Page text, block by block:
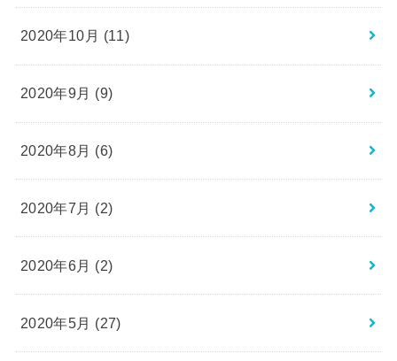
2020年10月 (11)
2020年9月 (9)
2020年8月 (6)
2020年7月 (2)
2020年6月 (2)
2020年5月 (27)